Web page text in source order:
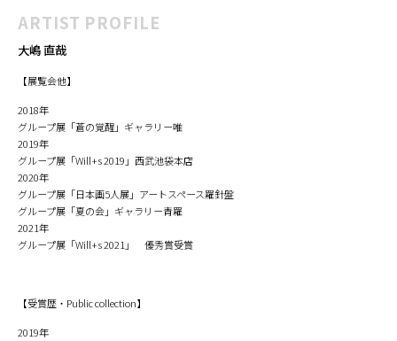
ARTIST PROFILE
大嶋 直哉
【展覧会他】
2018年
グループ展「蒼の覚醒」ギャラリー唯
2019年
グループ展「Will+s 2019」西武池袋本店
2020年
グループ展「日本画5人展」アートスペース羅針盤
グループ展「夏の会」ギャラリー青羅
2021年
グループ展「Will+s 2021」 優秀賞受賞
【受賞歴・Public collection】
2019年